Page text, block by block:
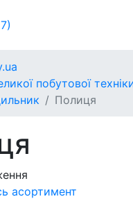
побутової
Полиця
асортимент